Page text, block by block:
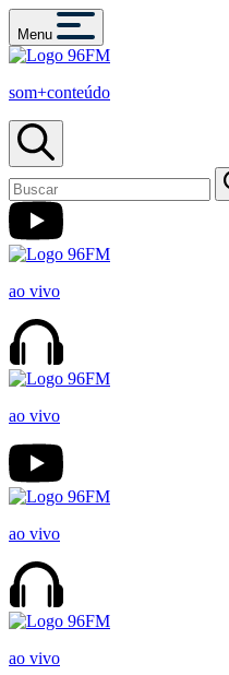
Menu
som+conteúdo
ao vivo
ao vivo
ao vivo
ao vivo